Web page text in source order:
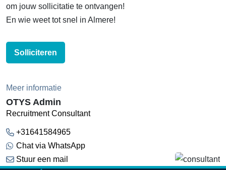
om jouw sollicitatie te ontvangen!
En wie weet tot snel in Almere!
Solliciteren
Meer informatie
OTYS Admin
Recruitment Consultant
+31641584965
Chat via WhatsApp
Stuur een mail